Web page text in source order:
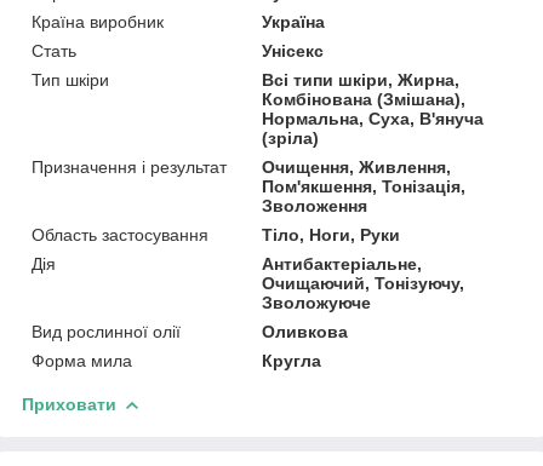
Країна виробник
Україна
Стать
Унісекс
Тип шкіри
Всі типи шкіри, Жирна,
Комбінована (Змішана),
Нормальна, Суха, В'януча
(зріла)
Призначення і результат
Очищення, Живлення,
Пом'якшення, Тонізація,
Зволоження
Область застосування
Тіло, Ноги, Руки
Дія
Антибактеріальне,
Очищаючий, Тонізуючу,
Зволожуюче
Вид рослинної олії
Оливкова
Форма мила
Кругла
Приховати